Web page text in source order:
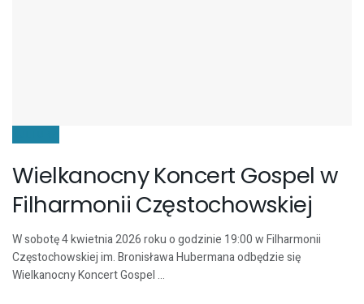
Wielkanocny Koncert Gospel w
Filharmonii Częstochowskiej
W sobotę 4 kwietnia 2026 roku o godzinie 19:00 w Filharmonii
Częstochowskiej im. Bronisława Hubermana odbędzie się
Wielkanocny Koncert Gospel ...